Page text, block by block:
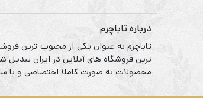
درباره تاباچرم
تاباچرم به عنوان یکی از محبوب ترین
ترین فروشگاه های آنلاین در ایران
محصولات به صورت کاملا اختصاصی و با